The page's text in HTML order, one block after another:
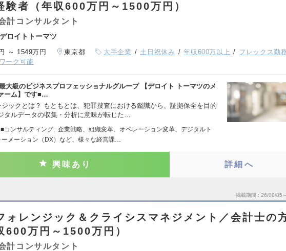
験者（年収600万円～1500万円）
計コンサルタント
ロイトトーマツ
～ 1549万円 東京都 大手企業 土日祝休み 年収600万以上
フレックス勤
ーク可能
大級のビジネスプロフェッショナルグループ 【デロイト トーマツのメ
ーム】です■…
ックとは？ もともとは、犯罪捜査における鑑識から、証拠保全を目的
タルデータの収集・分析に意味が転じた…
■コンサルティング: 企業戦略、組織変革、オペレーション変革、デジタルト
ーメーション（DX）など、様々な経営課…
興味あり 詳細へ
掲載期間 26/08/05
ォレンジック＆クライシスマネジメント／会計士の
600万円～1500万円）
計コンサルタント